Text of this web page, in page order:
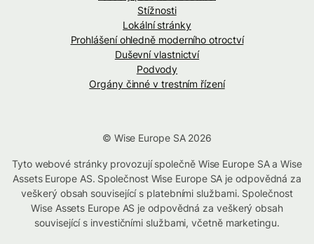
Stížnosti
Lokální stránky
Prohlášení ohledně moderního otroctví
Duševní vlastnictví
Podvody
Orgány činné v trestním řízení
© Wise Europe SA 2026
Tyto webové stránky provozují společně Wise Europe SA a Wise
Assets Europe AS. Společnost Wise Europe SA je odpovědná za
veškerý obsah související s platebními službami. Společnost
Wise Assets Europe AS je odpovědná za veškerý obsah
související s investičními službami, včetně marketingu.